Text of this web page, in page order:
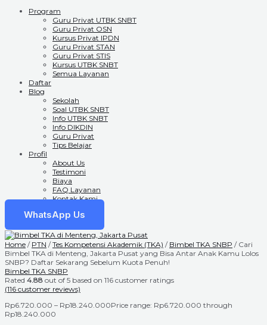
Program
Guru Privat UTBK SNBT
Guru Privat OSN
Kursus Privat IPDN
Guru Privat STAN
Guru Privat STIS
Kursus UTBK SNBT
Semua Layanan
Daftar
Blog
Sekolah
Soal UTBK SNBT
Info UTBK SNBT
Info DIKDIN
Guru Privat
Tips Belajar
Profil
About Us
Testimoni
Biaya
FAQ Layanan
Kontak Kami
WhatsApp Us
Home / PTN /Tes Kompetensi Akademik (TKA) / Bimbel TKA SNBP / Cari
Bimbel TKA di Menteng, Jakarta Pusat yang Bisa Antar Anak Kamu Lolos
SNBP? Daftar Sekarang Sebelum Kuota Penuh!
Bimbel TKA SNBP
Rated 4.88 out of 5 based on 116 customer ratings
(116 customer reviews)
Rp6.720.000 – Rp18.240.000Price range: Rp6.720.000 through
Rp18.240.000